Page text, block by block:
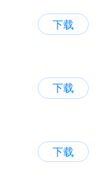
下载
下载
下载